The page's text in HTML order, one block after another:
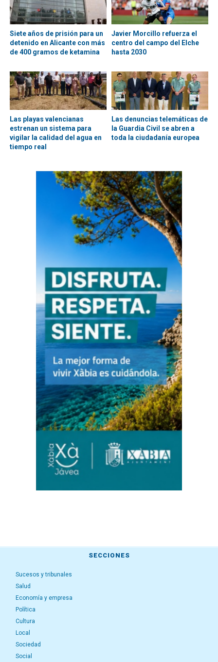
Siete años de prisión para un
detenido en Alicante con más
de 400 gramos de ketamina
Javier Morcillo refuerza el
centro del campo del Elche
hasta 2030
Las playas valencianas
estrenan un sistema para
vigilar la calidad del agua en
tiempo real
Las denuncias telemáticas de
la Guardia Civil se abren a
toda la ciudadanía europea
SECCIONES
Sucesos y tribunales
Salud
Economía y empresa
Política
Cultura
Local
Sociedad
Social